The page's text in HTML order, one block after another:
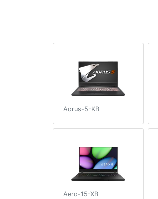
Aorus-5-KB
Aero-15-XB